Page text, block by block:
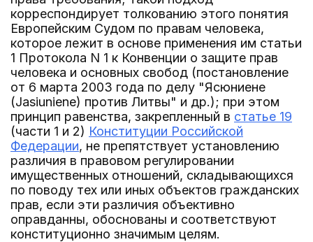
корреспондирует толкованию этого понятия
Европейским Судом по правам человека,
которое лежит в основе применения им статьи
1 Протокола N 1 к Конвенции о защите прав
человека и основных свобод (постановление
от 6 марта 2003 года по делу "Ясюниене
(Jasiuniene) против Литвы" и др.); при этом
принцип равенства, закрепленный в статье 19
(части 1 и 2) Конституции Российской
Федерации, не препятствует установлению
различия в правовом регулировании
имущественных отношений, складывающихся
по поводу тех или иных объектов гражданских
прав, если эти различия объективно
оправданны, обоснованы и соответствуют
конституционно значимым целям.